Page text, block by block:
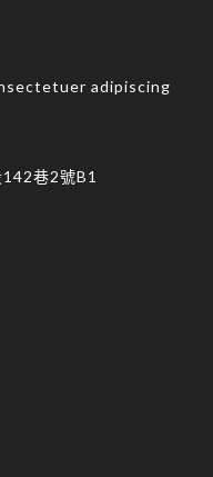
adipiscing
巷2號B1